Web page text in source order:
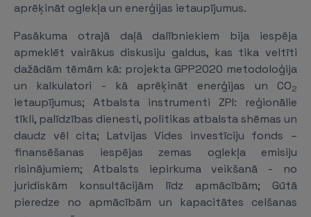
aprēķināt oglekļa un enerģijas ietaupījumus.
Pasākuma otrajā daļā dalībniekiem bija iespēja
apmeklēt vairākus diskusiju galdus, kas tika veltīti
dažādām tēmām kā: projekta GPP2020 metodoloģija
un kalkulatori - kā aprēķināt enerģijas un CO2
ietaupījumus; Atbalsta instrumenti ZPI: reģionālie
tīkli, palīdzības dienesti, politikas atbalsta shēmas un
daudz vēl cita; Latvijas Vides investīciju fonds –
finansēšanas iespējas zemas oglekļa emisiju
risinājumiem; Atbalsts iepirkuma veikšanā - no
juridiskām konsultācijām līdz apmācībām; Gūtā
pieredze no apmācībām un kapacitātes celšanas